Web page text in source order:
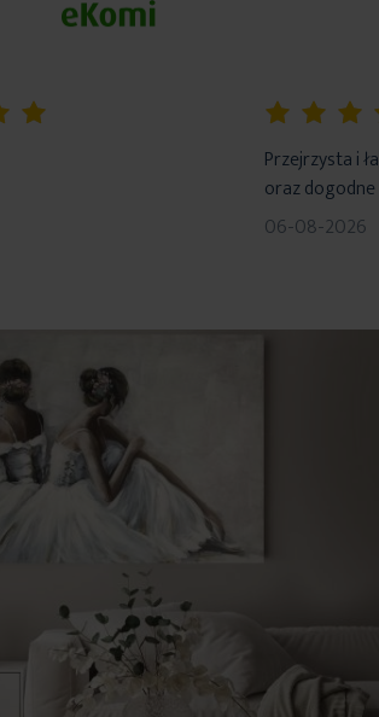
Przejrzysta i
oraz
06-08-2026